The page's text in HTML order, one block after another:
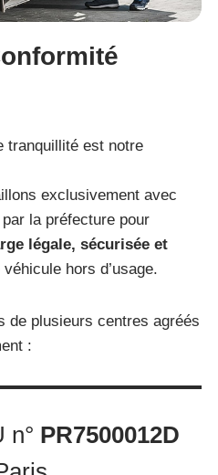
tranquillité est notre
exclusivement avec
par la préfecture pour
légale, sécurisée et
hors d’usage.
de plusieurs centres agréés
:
n° PR7500012D